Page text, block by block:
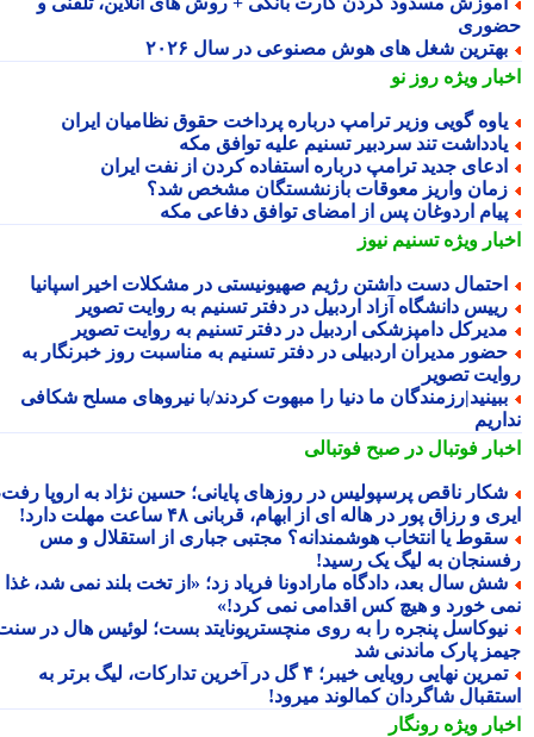
شغل های هوش مصنوعی در سال ۲۰۲۶
ویژهروز نو
گویی وزیر ترامپ درباره پرداخت حقوق نظامیان ایران
تند سردبیر تسنیم علیه توافق مکه
جدید ترامپ درباره استفاده کردن از نفت ایران
واریز معوقات بازنشستگان مشخص شد؟
اردوغان پس از امضای توافق دفاعی مکه
ویژهتسنیم نیوز
دست داشتن رژیم صهیونیستی در مشکلات اخیر اسپانیا
دانشگاه آزاد اردبیل در دفتر تسنیم به روایت تصویر
دامپزشکی اردبیل در دفتر تسنیم به روایت تصویر
مدیران اردبیلی در دفتر تسنیم به مناسبت روز خبرنگار به
تصویر
ما دنیا را مبهوت کردند/با نیروهای مسلح شکافی
فوتبال در صبح فوتبالی
ناقص پرسپولیس در روزهای پایانی؛ حسین نژاد به اروپا رفت،
و رزاق پور در هاله ای از ابهام، قربانی ۴۸ ساعت مهلت دارد!
یا انتخاب هوشمندانه؟ مجتبی جباری از استقلال و مس
به لیگ یک رسید!
سال بعد، دادگاه مارادونا فریاد زد؛ «از تخت بلند نمی شد، غذا
خورد و هیچ کس اقدامی نمی کرد!»
پنجره را به روی منچستریونایتد بست؛ لوئیس هال در سنت
پارک ماندنی شد
تمرین نهایی رویایی خیبر؛ ۴ گل در آخرین تدارکات، لیگ برتر به
شاگردان کمالوند میرود!
ویژهرونگار